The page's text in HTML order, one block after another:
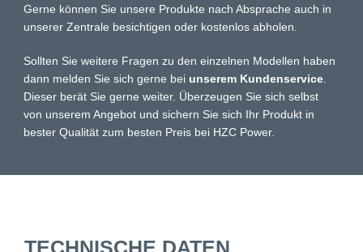
Gerne können Sie unsere Produkte nach Absprache auch in
unserer Zentrale besichtigen oder kostenlos abholen.
Sollten Sie weitere Fragen zu den einzelnen Modellen haben
dann melden Sie sich gerne bei unserem Kundenservice
Dieser berät Sie gerne weiter. Überzeugen Sie sich selbst
von unserem Angebot und sichern Sie sich Ihr Produkt in
bester Qualität zum besten Preis bei HZC Power.
TECHNISCHE DATEN